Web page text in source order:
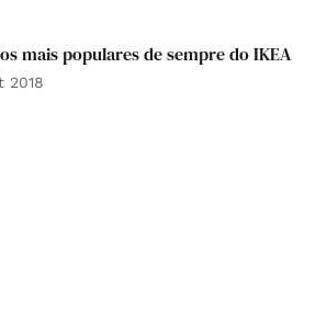
mais populares de sempre do IKEA
2018